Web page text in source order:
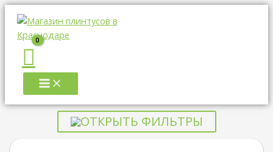
Перейти
содержимому
MAIN
ОТКРЫТЬ ФИЛЬТРЫ